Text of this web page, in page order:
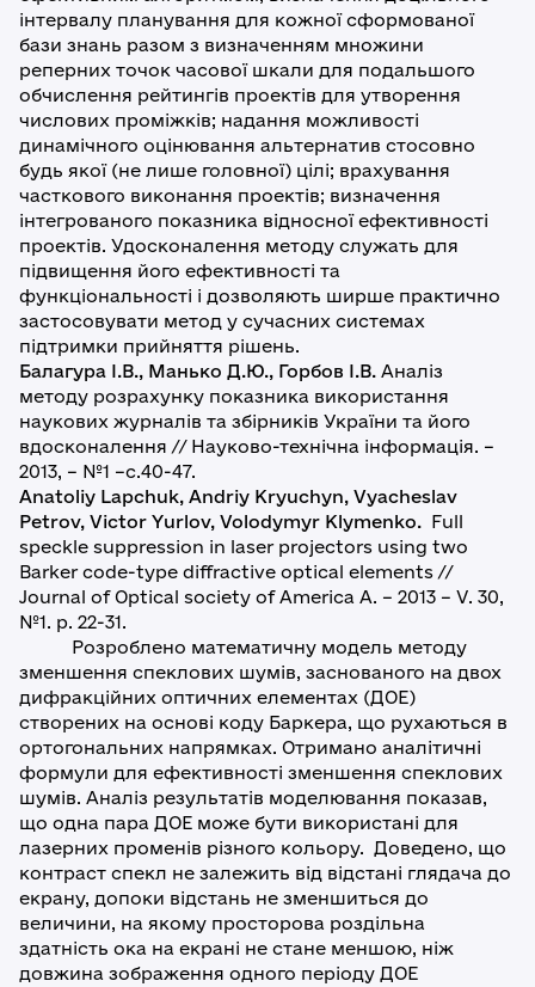
інтервалу планування для кожної сформованої
бази знань разом з визначенням множини
реперних точок часової шкали для подальшого
обчислення рейтингів проектів для утворення
числових проміжків; надання можливості
динамічного оцінювання альтернатив стосовно
будь якої (не лише головної) цілі; врахування
часткового виконання проектів; визначення
інтегрованого показника відносної ефективності
проектів. Удосконалення методу служать для
підвищення його ефективності та
функціональності і дозволяють ширше практично
застосовувати метод у сучасних системах
підтримки прийняття рішень.
Балагура І.В., Манько Д.Ю., Горбов І.В. Аналіз
методу розрахунку показника використання
наукових журналів та збірників України та його
вдосконалення // Науково-технічна інформація. –
2013, – №1 –с.40-47.
Anatoliy Lapchuk, Andriy Kryuchyn, Vyacheslav
Petrov, Victor Yurlov, Volodymyr Klymenko. Full
speckle suppression in laser projectors using two
Barker code-type diffractive optical elements //
Journal of Optical society of America A. – 2013 – V. 30,
№1. p. 22-31.
Розроблено математичну модель методу
зменшення спеклових шумів, заснованого на двох
дифракційних оптичних елементах (ДОЕ)
створених на основі коду Баркера, що рухаються в
ортогональних напрямках. Отримано аналітичні
формули для ефективності зменшення спеклових
шумів. Аналіз результатів моделювання показав,
що одна пара ДОЕ може бути використані для
лазерних променів різного кольору. Доведено, що
контраст спекл не залежить від відстані глядача до
екрану, допоки відстань не зменшиться до
величини, на якому просторова роздільна
здатність ока на екрані не стане меншою, ніж
довжина зображення одного періоду ДOЕ